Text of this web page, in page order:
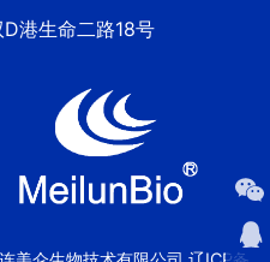
港生命二路18号